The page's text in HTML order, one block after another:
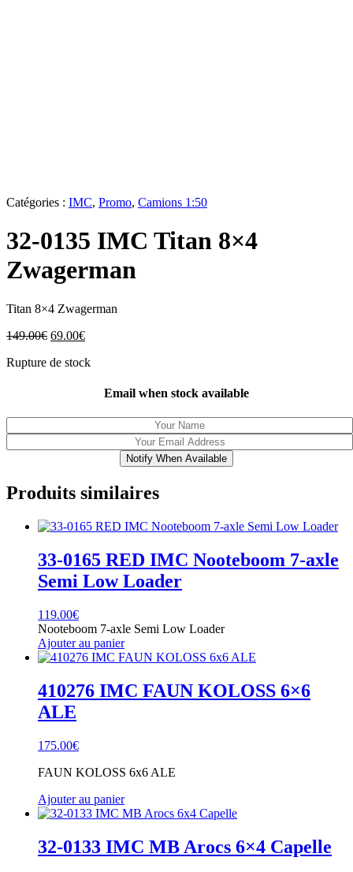
Catégories : IMC, Promo, Camions 1:50
32-0135 IMC Titan 8×4
Zwagerman
Titan 8×4 Zwagerman
149.00€ Le
initial
69.00€Le
actuel
69.00€.
Rupture de stock
Email when stock available
Notify When Available
Produits similaires
33-0165 RED IMC Nooteboom 7-axle
Semi Low Loader
119.00€
Nooteboom 7-axle Semi Low Loader
Ajouter au panier
410276 IMC FAUN KOLOSS 6×6
ALE
175.00€
FAUN KOLOSS 6x6 ALE
Ajouter au panier
32-0133 IMC MB Arocs 6×4 Capelle